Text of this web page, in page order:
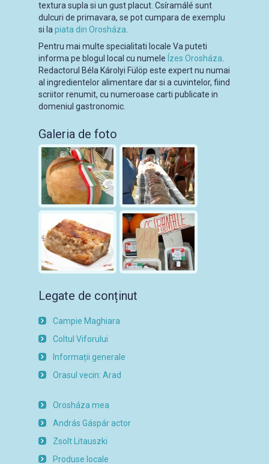
textura supla si un gust placut. Csíramálé sunt
dulcuri de primavara, se pot cumpara de exemplu
si la piata din Orosháza
Pentru mai multe specialitati locale Va puteti
informa pe blogul local cu numele Ízes Orosháza
Redactorul Béla Károlyi Fülöp este expert nu numai
al ingredientelor alimentare dar si a cuvintelor, fiind
scriitor renumit, cu numeroase carti publicate in
domeniul gastronomic.
Galeria de foto
Legate de conținut
Campie Maghiara
Coltul Viforului
Informații generale
Orasul vecin: Arad
Orosháza mea
András Gáspár actor
Zsolt Litauszki
Produse locale